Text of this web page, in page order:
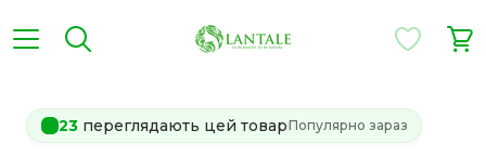
23 переглядають цей товарПопулярно зараз